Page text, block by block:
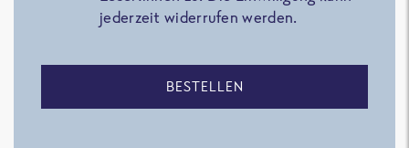
jederzeit widerrufen werden.
BESTELLEN